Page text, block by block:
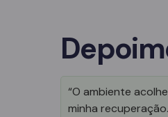
“O ambiente
minha